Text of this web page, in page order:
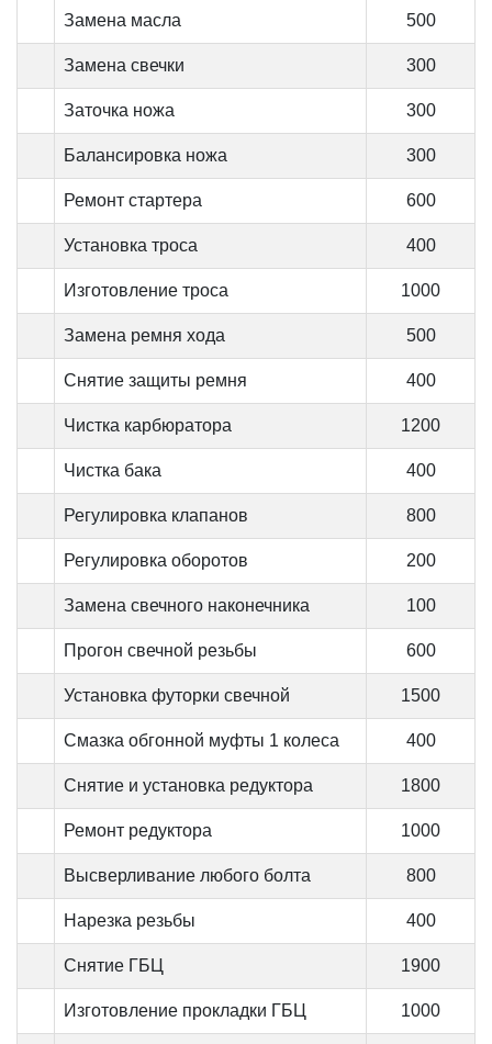
Замена масла 500
Замена свечки 300
Заточка ножа 300
Балансировка ножа 300
Ремонт стартера 600
Установка троса 400
Изготовление троса 1000
Замена ремня хода 500
Снятие защиты ремня 400
Чистка карбюратора 1200
Чистка бака 400
Регулировка клапанов 800
Регулировка оборотов 200
Замена свечного наконечника 100
Прогон свечной резьбы 600
Установка футорки свечной 1500
Смазка обгонной муфты 1 колеса 400
Снятие и установка редуктора 1800
Ремонт редуктора 1000
Высверливание любого болта 800
Нарезка резьбы 400
Снятие ГБЦ 1900
Изготовление прокладки ГБЦ 1000